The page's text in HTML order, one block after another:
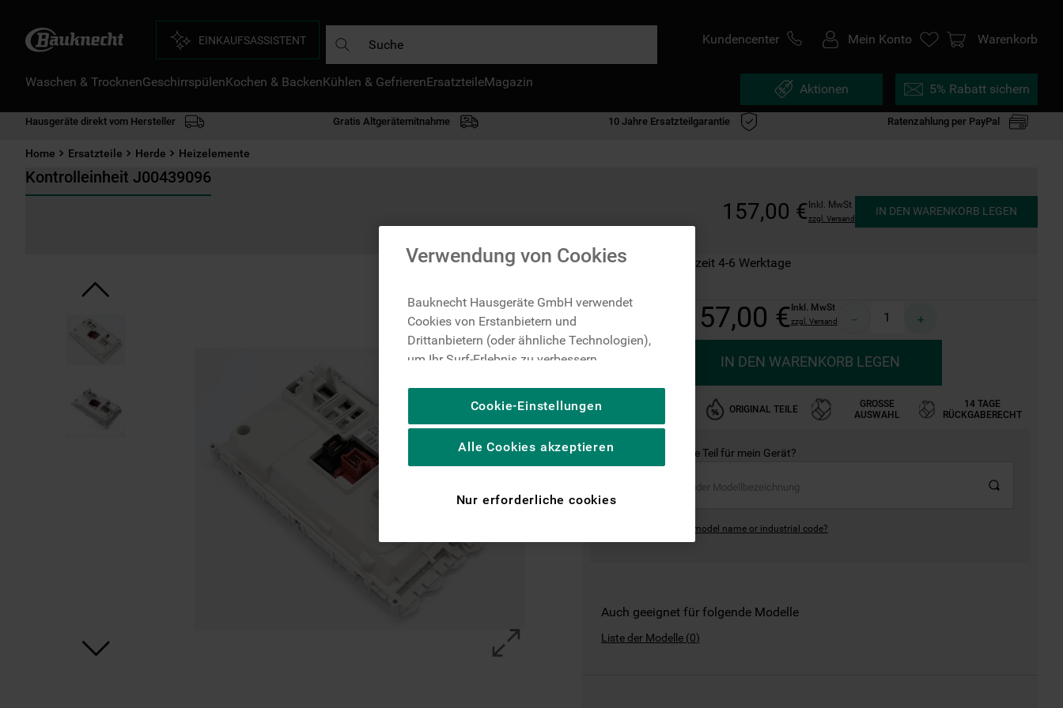
EINKAUFSASSISTENT Kundencenter Mein Konto Warenkorb
Waschen & TrocknenGeschirrspülenKochen & BackenKühlen & GefrierenErsatzteileMagazin Aktionen 5% Rabatt sichern
Hausgeräte direkt vom Hersteller Gratis Altgerätemitnahme 10 Jahre Ersatzteilgarantie Ratenzahlung per PayPal
Home Ersatzteile Herde Heizelemente
Kontrolleinheit J00439096
157,00 € Inkl. MwSt
zzgl. Versand
IN DEN WARENKORB LEGEN
Auf Lager: Lieferzeit 4-6 Werktage
157,00 €Inkl. MwSt
zzgl. Versand ＋
IN DEN WARENKORB LEGEN
ORIGINAL TEILE
GROSSE A
USWAHL
14 TAGE
RÜCKGABERECHT
Ist dies das richtige Teil für mein Gerät?
Where can I find the model name or industrial code?
Auch geeignet für folgende Modelle
Liste der Modelle (0)
Verwendung von Cookies
Bauknecht Hausgeräte GmbH verwendet
Cookies von Erstanbietern und
Drittanbietern (oder ähnliche Technologien),
um Ihr Surf-Erlebnis zu verbessern
um die redaktionellen Inhalte der Website
basierend auf Ihrer Nutzung der Website zu
personalisieren, die Funktionalität der
spezifische Funktionen anzubieten
Werbung basierend auf Ihren
Gewohnheiten, Interaktionen mit unseren
Websites, Werbeanzeigen und Interessen
(einschließlich über Drittanbieter und auf
Plattformen, beispielsweise Google LLC –
Cookie-Einstellungen
Nur erforderliche cookies
Alle Cookies akzeptieren
DIE HÄUFIGSTEN SUCHANFRAGEN
mikrowelle